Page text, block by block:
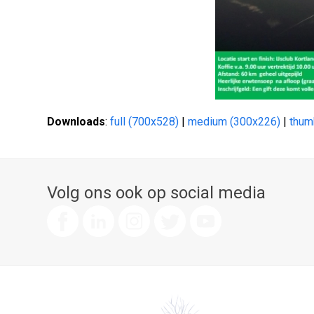
Downloads:full (700x528) |medium (300x226) |
Volg ons ook op social media